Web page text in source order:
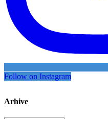
Follow on Instagram
Arhive